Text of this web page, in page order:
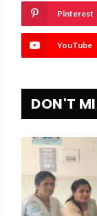
Pinterest
YouTube
DON'T